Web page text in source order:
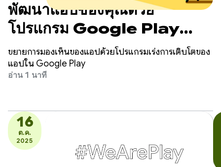
พัฒนาแอปของคุณด้วย
โปรแกรม Google Play
Apps Accelerator -
สมัครเลย
ขยายการมองเห็นของแอปด้วยโปรแกรมเร่งการเติบโตของ
แอปใน Google Play
อ่าน 1 นาที
16
ต.ค.
2025